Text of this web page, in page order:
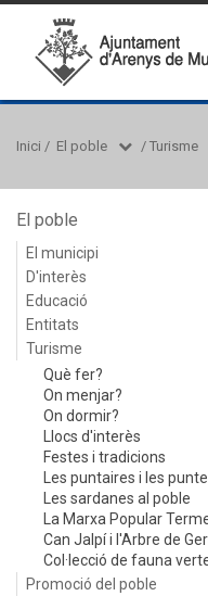
Inici / El poble / Turisme
El poble
El municipi
D'interès
Educació
Entitats
Turisme
Què fer?
On menjar?
On dormir?
Llocs d'interès
Festes i tradicions
Les puntaires i les
Les sardanes al poble
La Marxa Popular
Can Jalpí i l'Arbre de
Col·lecció de fauna
Promoció del poble